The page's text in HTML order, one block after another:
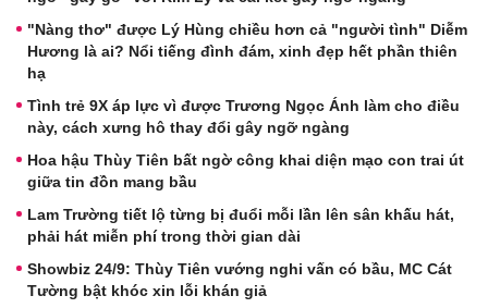
"Nàng thơ" được Lý Hùng chiều hơn cả "người tình" Diễm
Hương là ai? Nổi tiếng đình đám, xinh đẹp hết phần thiên
hạ
Tình trẻ 9X áp lực vì được Trương Ngọc Ánh làm cho điều
này, cách xưng hô thay đổi gây ngỡ ngàng
Hoa hậu Thùy Tiên bất ngờ công khai diện mạo con trai út
giữa tin đồn mang bầu
Lam Trường tiết lộ từng bị đuổi mỗi lần lên sân khấu hát,
phải hát miễn phí trong thời gian dài
Showbiz 24/9: Thùy Tiên vướng nghi vấn có bầu, MC Cát
Tường bật khóc xin lỗi khán giả